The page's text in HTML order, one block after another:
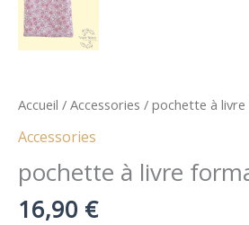
Accueil / Accessories / pochette à
Accessories
pochette à livre
16,90 €